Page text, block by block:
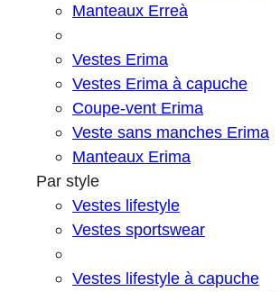
Manteaux Erreà
Vestes Erima
Vestes Erima à capuche
Coupe-vent Erima
Veste sans manches Erima
Manteaux Erima
Par style
Vestes lifestyle
Vestes sportswear
Vestes lifestyle à capuche